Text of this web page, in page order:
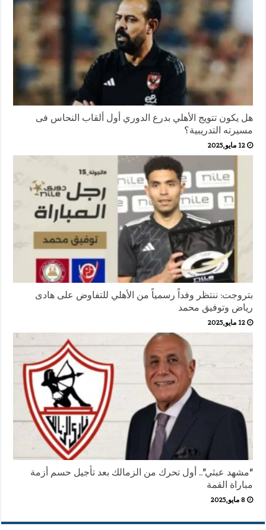
هل يكون تتويج الأهلي بدرع الدوري أول ألقاب النحاس فى
مسيرته التدريبية؟
12 مايو,2025
بتروجت: ننتظر وفداً رسمياً من الأهلي للتفاوض على هادى
رياض وتوفيق محمد
12 مايو,2025
“مشهد عبثي”.. أول تحرك من الزمالك بعد تأجيل حسم أزمة
مباراة القمة
8 مايو,2025